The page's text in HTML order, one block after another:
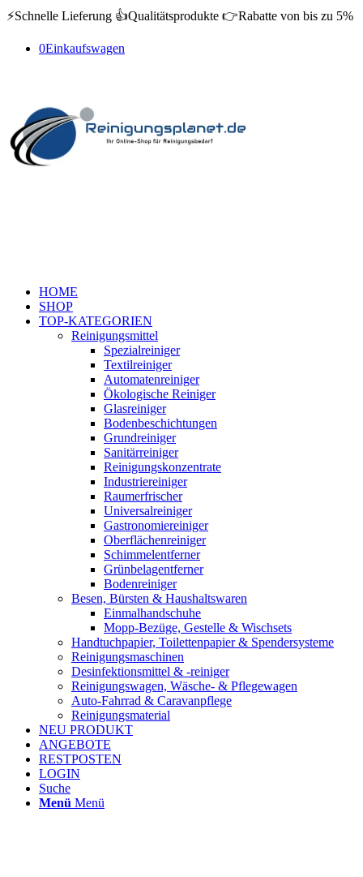
⚡️Schnelle Lieferung 👍Qualitätsprodukte 👉Rabatte von bis zu 5%
0Einkaufswagen
HOME
SHOP
TOP-KATEGORIEN
Reinigungsmittel
Spezialreiniger
Textilreiniger
Automatenreiniger
Ökologische Reiniger
Glasreiniger
Bodenbeschichtungen
Grundreiniger
Sanitärreiniger
Reinigungskonzentrate
Industriereiniger
Raumerfrischer
Universalreiniger
Gastronomiereiniger
Oberflächenreiniger
Schimmelentferner
Grünbelagentferner
Bodenreiniger
Besen, Bürsten & Haushaltswaren
Einmalhandschuhe
Mopp-Bezüge, Gestelle & Wischsets
Handtuchpapier, Toilettenpapier & Spendersysteme
Reinigungsmaschinen
Desinfektionsmittel & -reiniger
Reinigungswagen, Wäsche- & Pflegewagen
Auto-Fahrrad & Caravanpflege
Reinigungsmaterial
NEU PRODUKT
ANGEBOTE
RESTPOSTEN
LOGIN
Suche
Menü Menü